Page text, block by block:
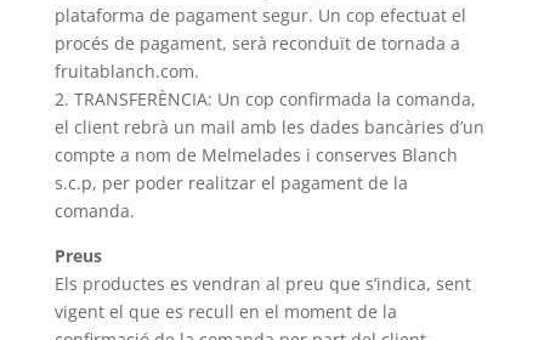
plataforma de pagament segur. Un cop efectuat el
procés de pagament, serà reconduït de tornada a
fruitablanch.com.
2. TRANSFERÈNCIA: Un cop confirmada la comanda,
el client rebrà un mail amb les dades bancàries d’un
compte a nom de Melmelades i conserves Blanch
s.c.p, per poder realitzar el pagament de la
comanda.
Preus
Els productes es vendran al preu que s’indica, sent
vigent el que es recull en el moment de la